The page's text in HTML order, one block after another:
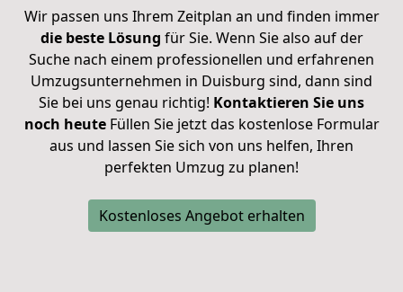
Wir passen uns Ihrem Zeitplan an und finden immer
die beste Lösung für Sie. Wenn Sie also auf der
Suche nach einem professionellen und erfahrenen
Umzugsunternehmen in Duisburg sind, dann sind
Sie bei uns genau richtig! Kontaktieren Sie uns
noch heuteFüllen Sie jetzt das kostenlose Formular
aus und lassen Sie sich von uns helfen, Ihren
perfekten Umzug zu planen!
Kostenloses Angebot erhalten